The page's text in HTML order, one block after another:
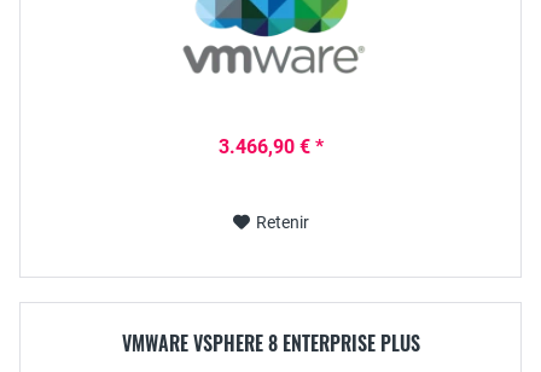
3.466,90 € *
Retenir
VMWARE VSPHERE 8 ENTERPRISE PLUS